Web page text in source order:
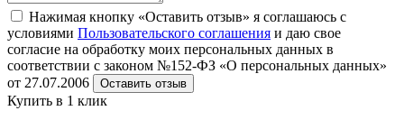
Нажимая кнопку «Оставить отзыв» я соглашаюсь с
условиями Пользовательского соглашения и даю свое
согласие на обработку моих персональных данных в
соответствии с законом №152-ФЗ «О персональных данных»
от 27.07.2006
Оставить отзыв
Купить в 1 клик